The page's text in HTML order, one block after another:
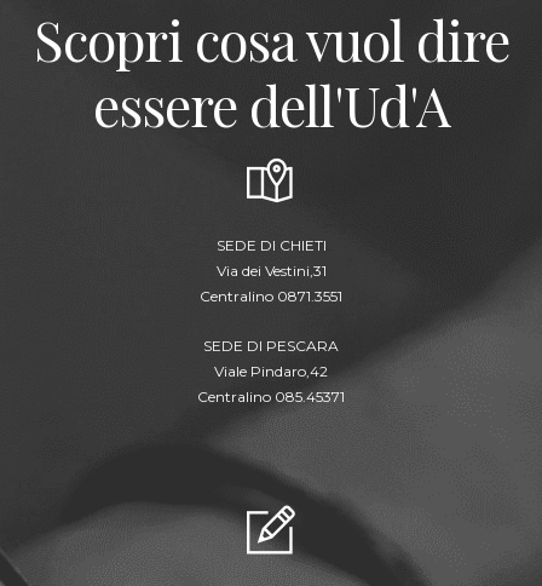
Scopri cosa vuol dire
essere dell'Ud'A
SEDE DI CHIETI
Via dei Vestini,31
Centralino 0871.3551
SEDE DI PESCARA
Viale Pindaro,42
Centralino 085.45371